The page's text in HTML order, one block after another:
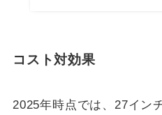
コスト対効果
2025年時点では、27イン